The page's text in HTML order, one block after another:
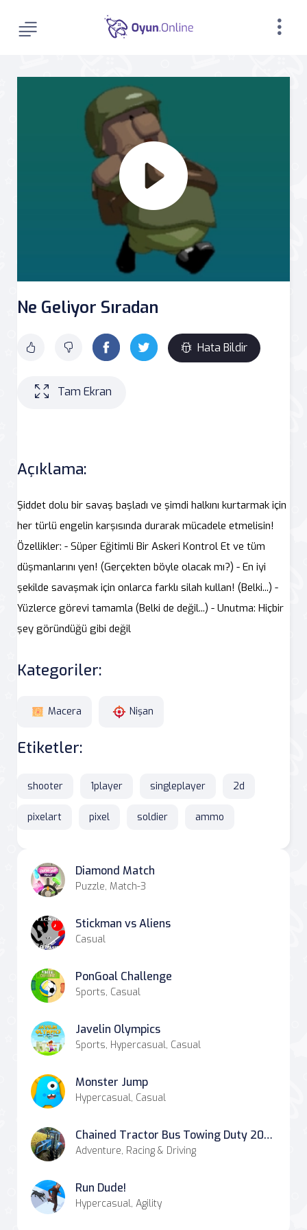
Ne Geliyor Sıradan
Hata Bildir
Tam Ekran
Açıklama:
Şiddet dolu bir savaş başladı ve şimdi halkını kurtarmak için
her türlü engelin karşısında durarak mücadele etmelisin!
Özellikler: - Süper Eğitimli Bir Askeri Kontrol Et ve tüm
düşmanlarını yen! (Gerçekten böyle olacak mı?) - En iyi
şekilde savaşmak için onlarca farklı silah kullan! (Belki...) -
Yüzlerce görevi tamamla (Belki de değil...) - Unutma: Hiçbir
şey göründüğü gibi değil
Kategoriler:
Macera Nişan
Etiketler:
shooter 1player singleplayer 2d
pixelart pixel soldier ammo
Diamond Match
Puzzle, Match-3
Stickman vs Aliens
Casual
PonGoal Challenge
Sports, Casual
Javelin Olympics
Sports, Hypercasual, Casual
Monster Jump
Hypercasual, Casual
Chained Tractor Bus Towing Duty 2020
Adventure, Racing & Driving
Run Dude!
Hypercasual, Agility